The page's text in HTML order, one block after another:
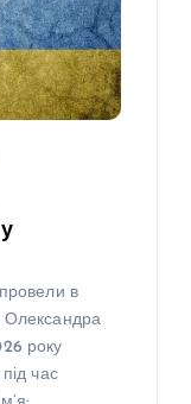
в
Олександра
року
час